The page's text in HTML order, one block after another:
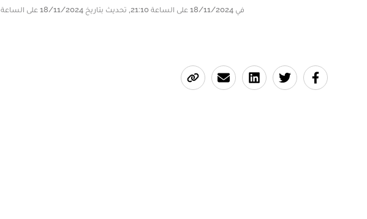
في 18/11/2024 على الساعة 21:10, تحديث بتاريخ 18/11/2024 على الساعة 21:10